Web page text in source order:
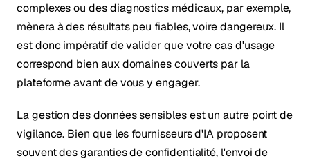
complexes ou des diagnostics médicaux, par exemple,
mènera à des résultats peu fiables, voire dangereux. Il
est donc impératif de valider que votre cas d'usage
correspond bien aux domaines couverts par la
plateforme avant de vous y engager.
La gestion des données sensibles est un autre point de
vigilance. Bien que les fournisseurs d'IA proposent
souvent des garanties de confidentialité, l'envoi de